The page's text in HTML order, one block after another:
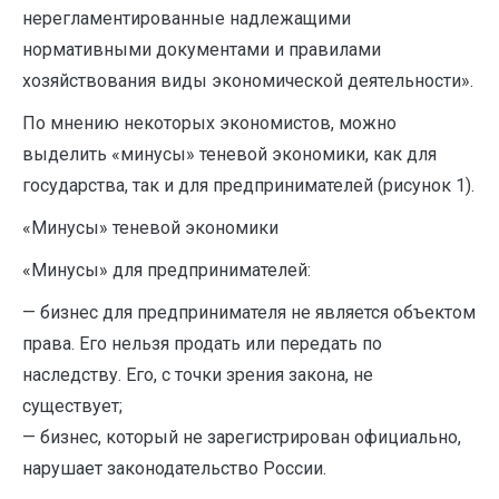
нерегламентированные надлежащими
нормативными документами и правилами
хозяйствования виды экономической деятельности».
По мнению некоторых экономистов, можно
выделить «минусы» теневой экономики, как для
государства, так и для предпринимателей (рисунок 1).
«Минусы» теневой экономики
«Минусы» для предпринимателей:
— бизнес для предпринимателя не является объектом
права. Его нельзя продать или передать по
наследству. Его, с точки зрения закона, не
существует;
— бизнес, который не зарегистрирован официально,
нарушает законодательство России.